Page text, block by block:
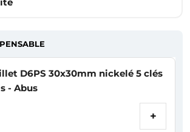
D6PS 30x30mm nickelé 5 clés
- Abus
+